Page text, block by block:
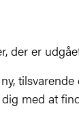
der er
med at